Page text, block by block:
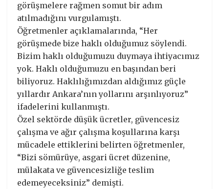
görüşmelere rağmen somut bir adım
atılmadığını vurgulamıştı.
Öğretmenler açıklamalarında, “Her
görüşmede bize haklı olduğumuz söylendi.
Bizim haklı olduğumuzu duymaya ihtiyacımız
yok. Haklı olduğumuzu en başından beri
biliyoruz. Haklılığımızdan aldığımız güçle
yıllardır Ankara’nın yollarını arşınlıyoruz”
ifadelerini kullanmıştı.
Özel sektörde düşük ücretler, güvencesiz
çalışma ve ağır çalışma koşullarına karşı
mücadele ettiklerini belirten öğretmenler,
“Bizi sömürüye, asgari ücret düzenine,
mülakata ve güvencesizliğe teslim
edemeyeceksiniz” demişti.